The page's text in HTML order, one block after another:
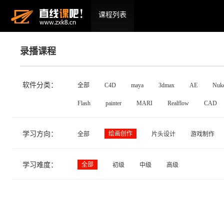
课程列表
录播课程
软件分类： 全部 C4D maya 3dmax AE
Flash painter MARI Realflow CAD
学习方向： 全部 绘画创作 片头设计 游戏制作
学习难度： 全部 初级 中级 高级